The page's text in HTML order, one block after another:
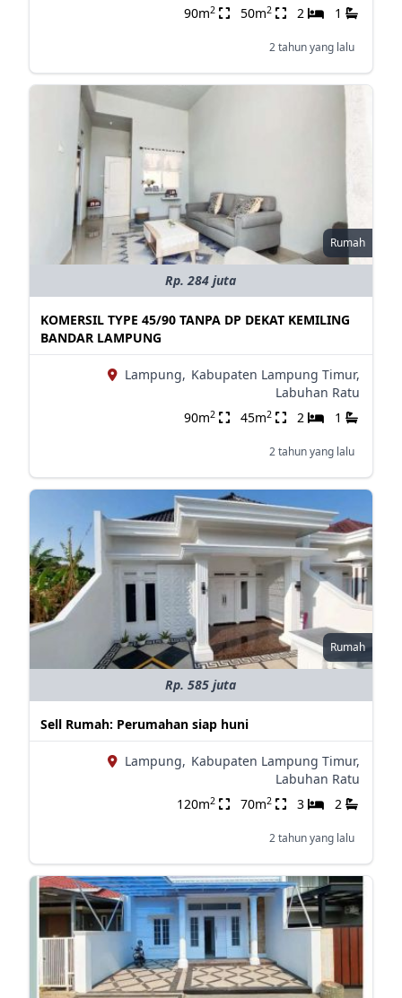
90m2 50m2 2 1
2 tahun yang lalu
Rumah
Rp. 284 juta
KOMERSIL TYPE 45/90 TANPA DP DEKAT KEMILING
BANDAR LAMPUNG
Lampung, Kabupaten Lampung Timur,
Labuhan Ratu
90m2 45m2 2 1
2 tahun yang lalu
Rumah
Rp. 585 juta
Sell Rumah: Perumahan siap huni
Lampung, Kabupaten Lampung Timur,
Labuhan Ratu
120m2 70m2 3 2
2 tahun yang lalu